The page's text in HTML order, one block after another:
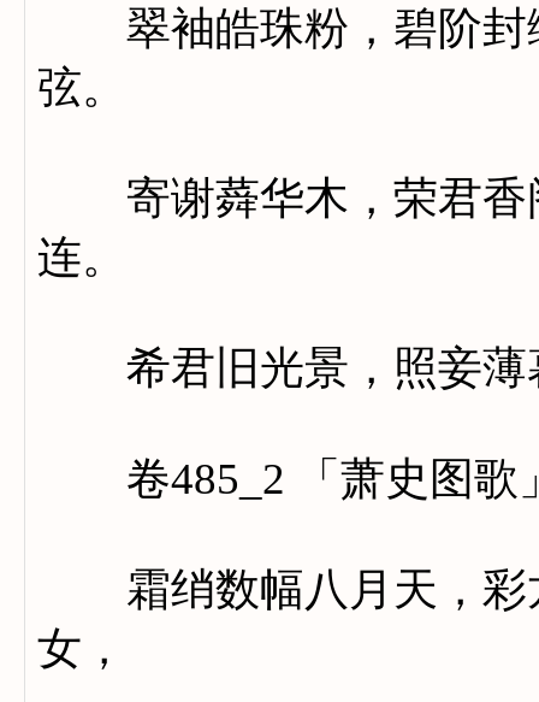
翠袖皓珠粉，碧阶封
弦。
寄谢蕣华木，荣君香
连。
希君旧光景，照妾薄
卷485_2 「萧史图歌
霜绡数幅八月天，彩
女，